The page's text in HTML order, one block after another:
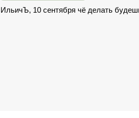
ИльичЪ, 10 сентября чё делать